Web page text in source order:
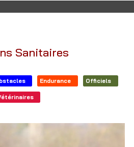
Sanitaires
Endurance Officiels